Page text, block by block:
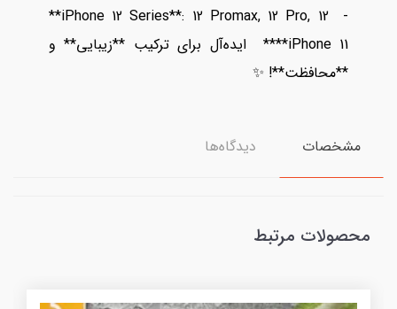
**iPhone 12 Series**: 12 Promax, 12 Pro, 12 -
**iPhone 11** ایده‌آل برای ترکیب **زیبایی** و
**محافظت**! ✨
مشخصات دیدگاه‌ها
محصولات مرتبط